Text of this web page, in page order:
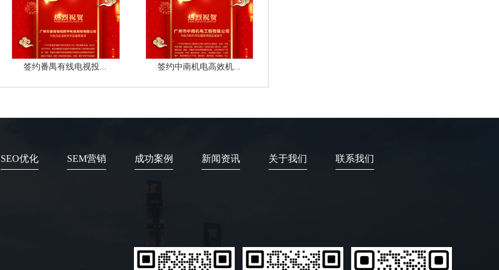
签约番禺有线电视投... 签约中南机电高效机...
SEO优化 SEM营销 成功案例 新闻资讯 关于我们 联系我们